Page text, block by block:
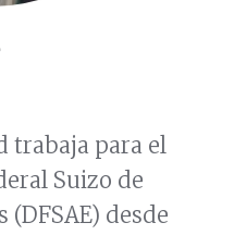
trabaja para el
Suizo de
desde